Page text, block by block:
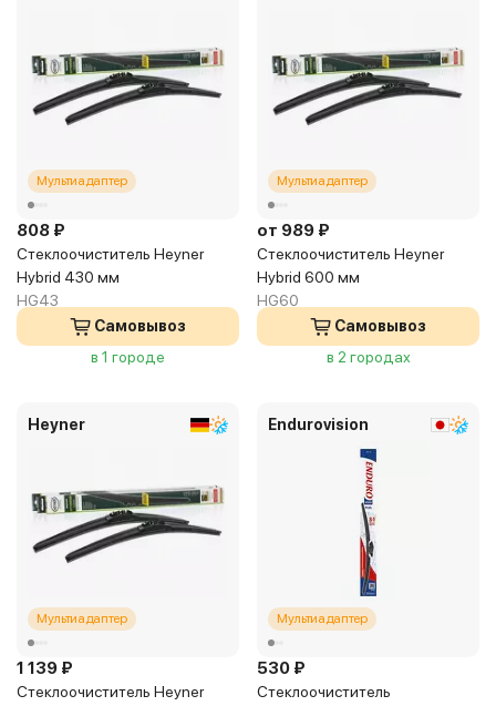
Мультиадаптер
808 ₽
Стеклоочиститель Heyner
Hybrid 430 мм
HG43
Самовывоз
в 1 городе
Мультиадаптер
от 989 ₽
Стеклоочиститель Heyner
Hybrid 600 мм
HG60
Самовывоз
в 2 городах
Heyner
Мультиадаптер
1 139 ₽
Стеклоочиститель Heyner
Endurovision
Мультиадаптер
530 ₽
Стеклоочиститель